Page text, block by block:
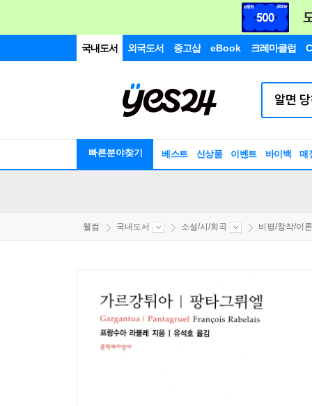
국내도서 외국도서 중고샵 eBook 크레마클럽
빠른분야찾기 베스트 신상품 이벤트 바이백 매
웰컴 국내도서 소설/시/희곡 비평/창작/이론